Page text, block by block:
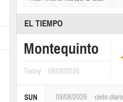
EL TIEMPO
Montequinto
Today 08/08/2026
SUN 09/08/2026 cielo claro